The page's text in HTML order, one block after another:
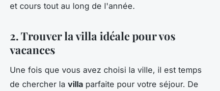
et cours tout au long de l'année.
2. Trouver la villa idéale pour vos
vacances
Une fois que vous avez choisi la ville, il est temps
de chercher la villa parfaite pour votre séjour. De